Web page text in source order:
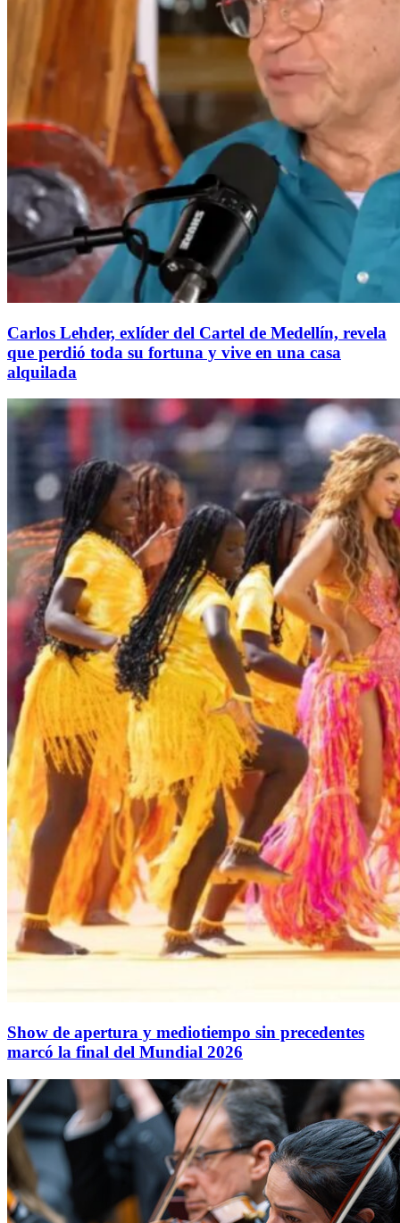
Carlos Lehder, exlíder del Cartel de Medellín, revela
que perdió toda su fortuna y vive en una casa
alquilada
Show de apertura y mediotiempo sin precedentes
marcó la final del Mundial 2026